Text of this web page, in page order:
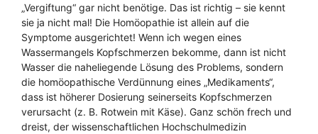
„Vergiftung“ gar nicht benötige. Das ist richtig – sie kennt
sie ja nicht mal! Die Homöopathie ist allein auf die
Symptome ausgerichtet! Wenn ich wegen eines
Wassermangels Kopfschmerzen bekomme, dann ist nicht
Wasser die naheliegende Lösung des Problems, sondern
die homöopathische Verdünnung eines „Medikaments“,
dass ist höherer Dosierung seinerseits Kopfschmerzen
verursacht (z. B. Rotwein mit Käse). Ganz schön frech und
dreist, der wissenschaftlichen Hochschulmedizin